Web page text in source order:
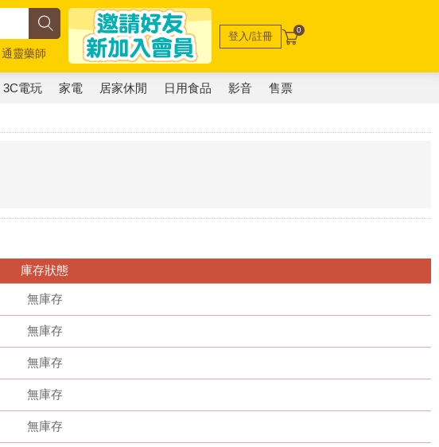
通靈藥師
登入/註冊 0
3C電玩 家電 居家休閒 日用食品 影音 售票
庫存狀態
無庫存
無庫存
無庫存
無庫存
無庫存